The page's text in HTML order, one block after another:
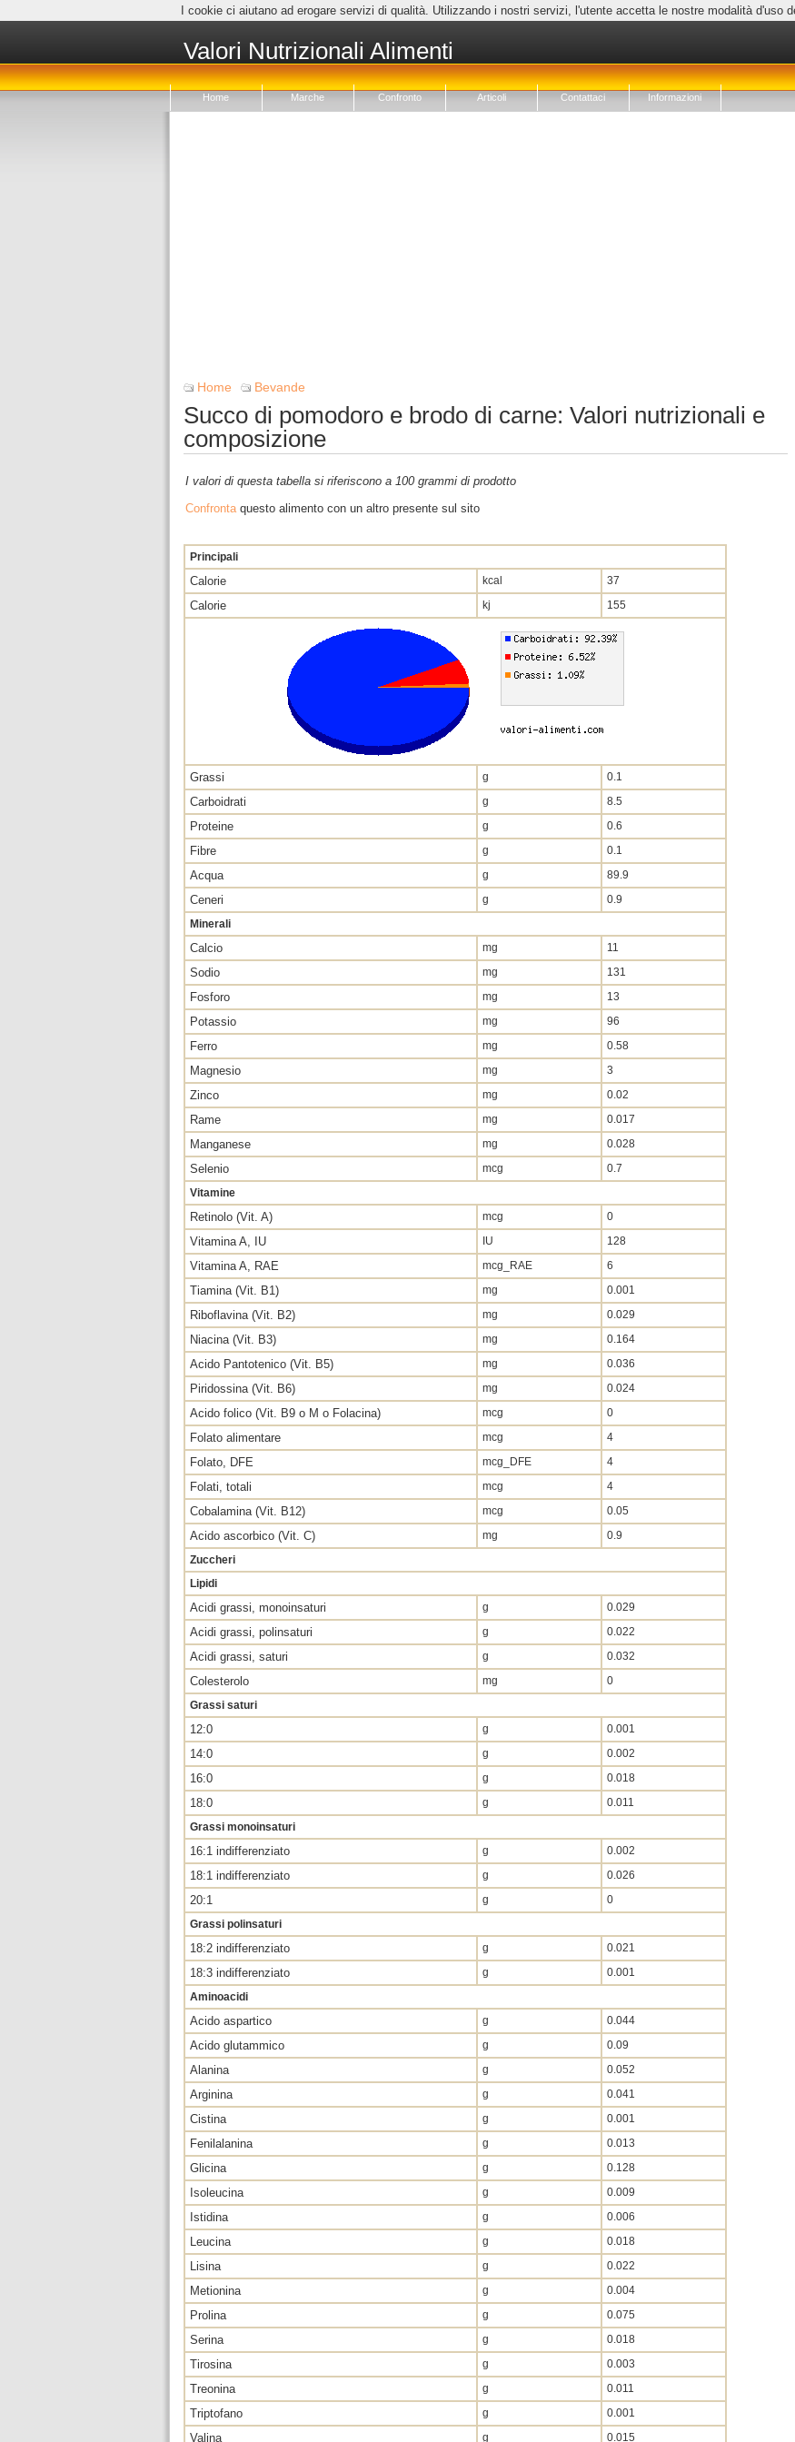
I cookie ci aiutano ad erogare servizi di qualità. Utilizzando i nostri servizi, l'utente accetta le nostre modalità d'uso
Valori Nutrizionali Alimenti
Home Marche Confronto Articoli Contattaci Informazioni
Home Bevande
Succo di pomodoro e brodo di carne: Valori nutrizionali e
composizione
I valori di questa tabella si riferiscono a 100 grammi di prodotto
Confrontaquesto alimento con un altro presente sul sito
Principali
Calorie kcal 37
Calorie kj 155
Grassi g 0.1
Carboidrati g 8.5
Proteine g 0.6
Fibre g 0.1
Acqua g 89.9
Ceneri g
0.9
Minerali
Calcio mg 11
Sodio mg 131
Fosforo mg 13
Potassio mg 96
Ferro mg 0.58
Magnesio mg 3
Zinco mg 0.02
Rame mg 0.017
Manganese mg 0.028
Selenio mcg
0.7
Vitamine
Retinolo (Vit. A) mcg 0
Vitamina A, IU IU 128
Vitamina A, RAE mcg_RAE 6
Tiamina (Vit. B1) mg 0.001
Riboflavina (Vit. B2) mg 0.029
Niacina (Vit. B3) mg 0.164
Acido Pantotenico (Vit. B5) mg 0.036
Piridossina (Vit. B6) mg 0.024
Acido folico (Vit. B9 o M o Folacina) mcg 0
Folato alimentare mcg 4
Folato, DFE mcg_DFE 4
Folati, totali mcg 4
Cobalamina (Vit. B12) mcg 0.05
Acido ascorbico (Vit. C) mg
0.9
Zuccheri
Lipidi
Acidi grassi, monoinsaturi g 0.029
Acidi grassi, polinsaturi g 0.022
Acidi grassi, saturi g 0.032
Colesterolo mg
0
Grassi saturi
12:0 g 0.001
14:0 g 0.002
16:0 g 0.018
18:0 g
0.011
Grassi monoinsaturi
16:1 indifferenziato g 0.002
18:1 indifferenziato g 0.026
20:1 g
0
Grassi polinsaturi
18:2 indifferenziato g 0.021
18:3 indifferenziato g
0.001
Aminoacidi
Acido aspartico g 0.044
Acido glutammico g 0.09
Alanina g 0.052
Arginina g 0.041
Cistina g 0.001
Fenilalanina g 0.013
Glicina g 0.128
Isoleucina g 0.009
Istidina g 0.006
Leucina g 0.018
Lisina g 0.022
Metionina g 0.004
Prolina g 0.075
Serina g 0.018
Tirosina g 0.003
Treonina g 0.011
Triptofano g 0.001
Valina g 0.015